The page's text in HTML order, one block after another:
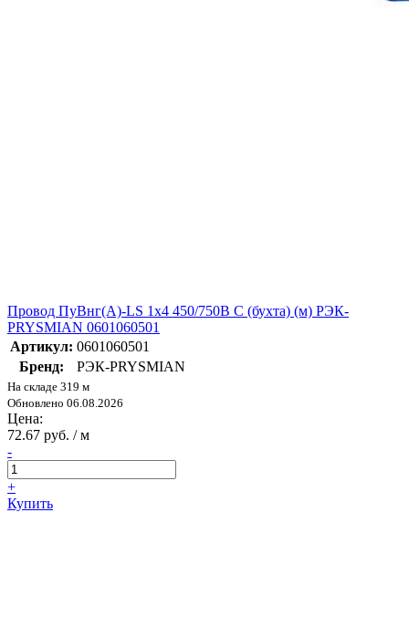
Провод ПуВнг(А)-LS 1х4 450/750В С (бухта) (м) РЭК-
PRYSMIAN 0601060501
Артикул: 0601060501
Бренд:
РЭК-PRYSMIAN
На складе 319 м
Обновлено 06.08.2026
Цена:
72.67 руб. / м
-
+
Купить